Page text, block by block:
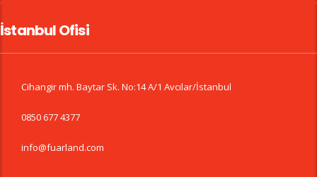
İstanbul Ofisi
Cihangir mh. Baytar Sk. No:14 A/1 Avcılar/İstanbul
0850 677 4377
info@fuarland.com